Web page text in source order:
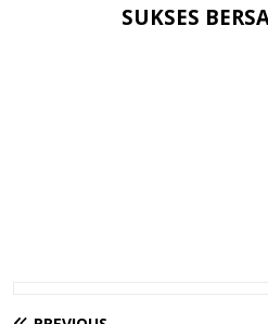
SUKSES